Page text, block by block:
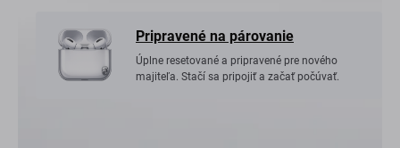
Pripravené na párovanie
Úplne resetované a pripravené pre nového
majiteľa. Stačí sa pripojiť a začať počúvať.